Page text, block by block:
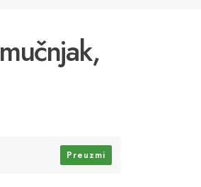
Preuzmi